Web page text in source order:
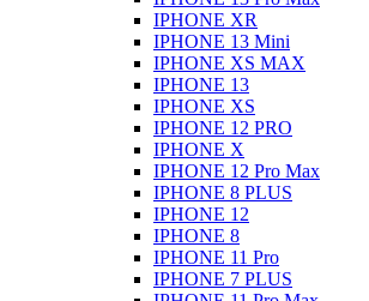
IPHONE XR
IPHONE 13 Mini
IPHONE XS MAX
IPHONE 13
IPHONE XS
IPHONE 12 PRO
IPHONE X
IPHONE 12 Pro Max
IPHONE 8 PLUS
IPHONE 12
IPHONE 8
IPHONE 11 Pro
IPHONE 7 PLUS